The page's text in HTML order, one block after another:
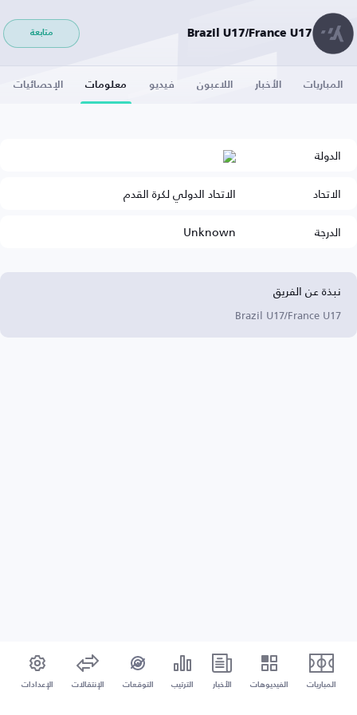
Brazil U17/France U17 متابعة
المباريات الأخبار اللاعبون فيديو معلومات الإحصائيات
الدولة
الاتحاد
الاتحاد الدولي لكرة القدم
الدرجة
Unknown
نبذة عن الفريق
Brazil U17/France U17
المباريات الفيديوهات الأخبار الترتيب التوقعات الإنتقالات الإعدادات